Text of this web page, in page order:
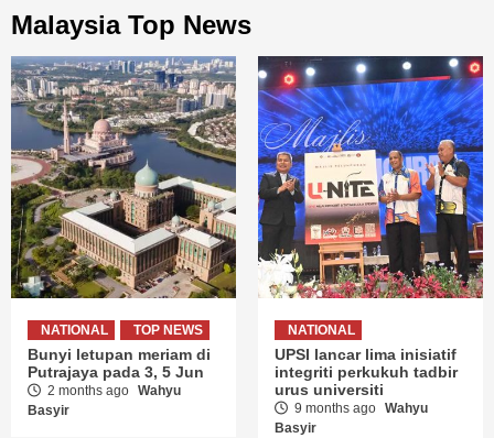
Malaysia Top News
NATIONAL TOP NEWS
Bunyi letupan meriam di
Putrajaya pada 3, 5 Jun
2 months ago Wahyu
Basyir
NATIONAL
UPSI lancar lima inisiatif
integriti perkukuh tadbir
urus universiti
9 months ago Wahyu
Basyir